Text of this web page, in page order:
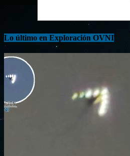
Lo último en Exploración OVNI